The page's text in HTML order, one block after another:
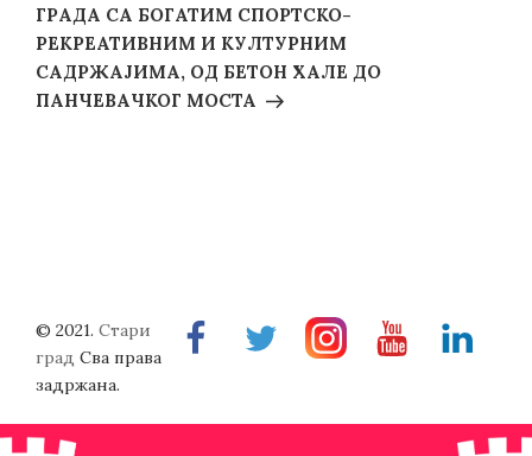
ГРАДА СА БОГАТИМ СПОРТСКО-
РЕКРЕАТИВНИМ И КУЛТУРНИМ
САДРЖАЈИМА, ОД БЕТОН ХАЛЕ ДО
ПАНЧЕВАЧКОГ МОСТА
FacebookTwitterInstragramYoutubeLinkedin
© 2021. Стари
град Сва права
задржана.